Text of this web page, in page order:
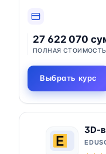
27 622 070
ПОЛНАЯ СТОИМОСТЬ
Выбрать курс
3D-